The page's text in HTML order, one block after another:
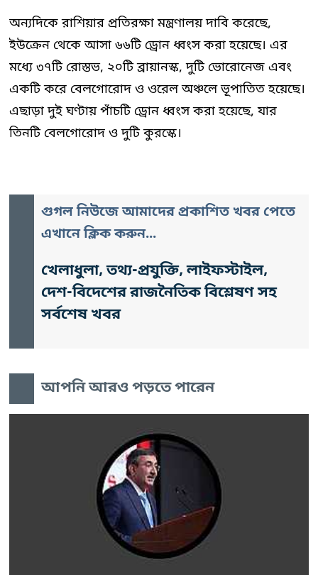
অন্যদিকে রাশিয়ার প্রতিরক্ষা মন্ত্রণালয় দাবি করেছে,
ইউক্রেন থেকে আসা ৬৬টি ড্রোন ধ্বংস করা হয়েছে। এর
মধ্যে ৩৭টি রোস্তভ, ২০টি ব্রায়ানস্ক, দুটি ভোরোনেজ এবং
একটি করে বেলগোরোদ ও ওরেল অঞ্চলে ভূপাতিত হয়েছে।
এছাড়া দুই ঘণ্টায় পাঁচটি ড্রোন ধ্বংস করা হয়েছে, যার
তিনটি বেলগোরোদ ও দুটি কুরস্কে।
গুগল নিউজে আমাদের প্রকাশিত খবর পেতে
এখানে ক্লিক করুন...
খেলাধুলা, তথ্য-প্রযুক্তি, লাইফস্টাইল,
দেশ-বিদেশের রাজনৈতিক বিশ্লেষণ সহ
সর্বশেষ খবর
আপনি আরও পড়তে পারেন